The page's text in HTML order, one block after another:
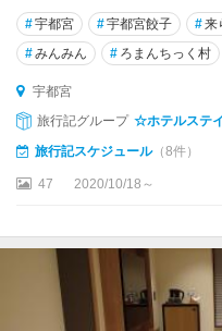
#宇都宮 #宇都宮餃子 #来
#みんみん # ろまんちっく村
宇都宮
旅行記グループ ☆ホテルステ
旅行記スケジュール（8件）
47 2020/10/18～